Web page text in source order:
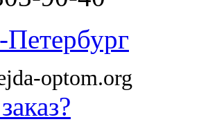
optom.org